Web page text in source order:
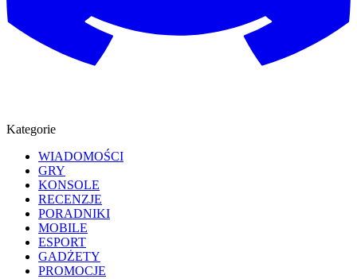
Kategorie
WIADOMOŚCI
GRY
KONSOLE
RECENZJE
PORADNIKI
MOBILE
ESPORT
GADŻETY
PROMOCJE